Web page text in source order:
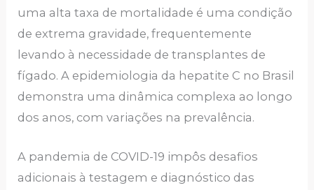
uma alta taxa de mortalidade é uma condição
de extrema gravidade, frequentemente
levando à necessidade de transplantes de
fígado. A epidemiologia da hepatite C no Brasil
demonstra uma dinâmica complexa ao longo
dos anos, com variações na prevalência.
A pandemia de COVID-19 impôs desafios
adicionais à testagem e diagnóstico das